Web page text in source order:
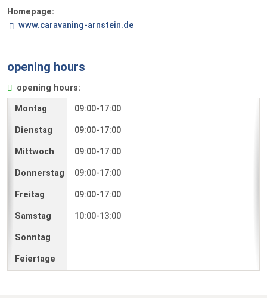
Homepage:
www.caravaning-arnstein.de
opening hours
opening hours:
09:00-17:00
09:00-17:00
09:00-17:00
09:00-17:00
09:00-17:00
10:00-13:00